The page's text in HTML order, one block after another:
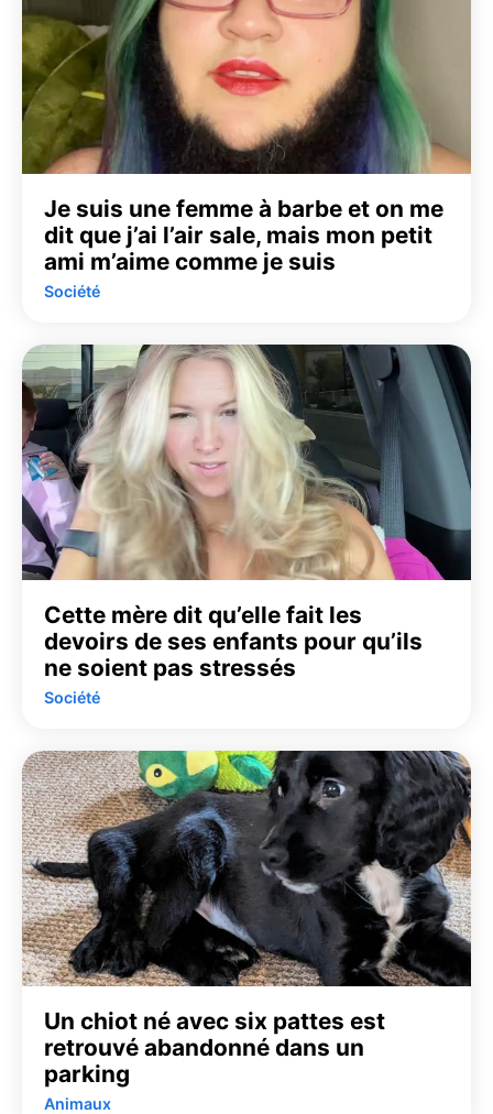
Je suis une femme à barbe et on me
dit que j’ai l’air sale, mais mon petit
ami m’aime comme je suis
Société
Cette mère dit qu’elle fait les
devoirs de ses enfants pour qu’ils
ne soient pas stressés
Société
Un chiot né avec six pattes est
retrouvé abandonné dans un
parking
Animaux